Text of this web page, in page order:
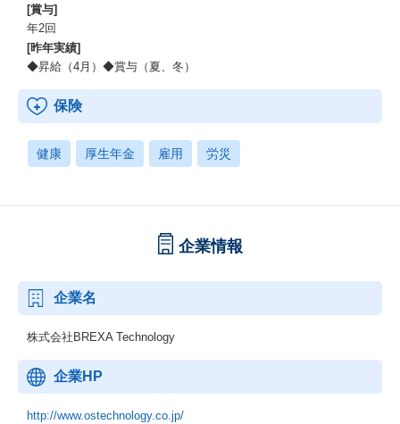
[賞与]
年2回
[昨年実績]
◆昇給（4月）◆賞与（夏、冬）
保険
健康 厚生年金 雇用 労災
企業情報
企業名
株式会社BREXA Technology
企業HP
http://www.ostechnology.co.jp/